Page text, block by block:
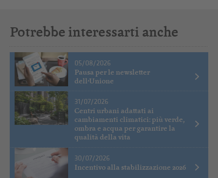
Potrebbe interessarti anche
05/08/2026
Pausa per le newsletter
dell’Unione
31/07/2026
Centri urbani adattati ai
cambiamenti climatici: più verde,
ombra e acqua per garantire la
qualità della vita
30/07/2026
Incentivo alla stabilizzazione 2026